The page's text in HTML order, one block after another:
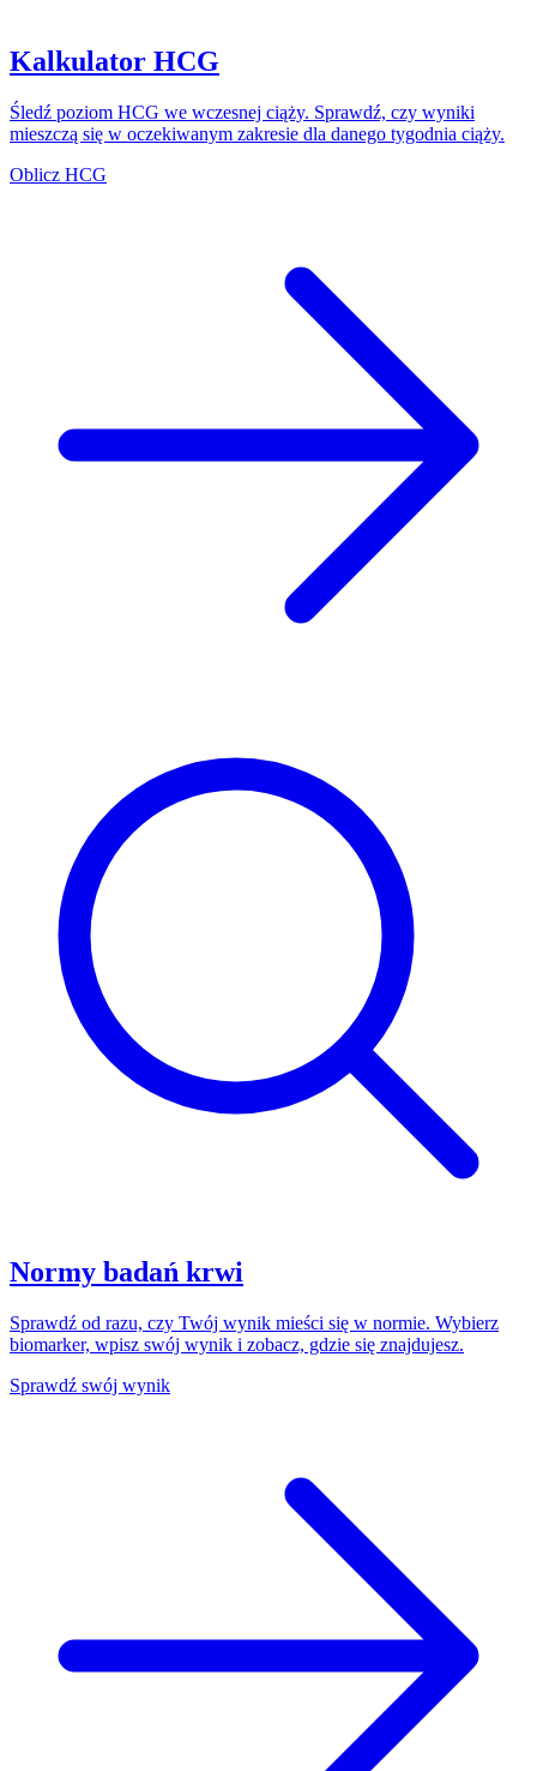
Kalkulator HCG
Śledź poziom HCG we wczesnej ciąży. Sprawdź, czy wyniki
mieszczą się w oczekiwanym zakresie dla danego tygodnia ciąży.
Oblicz HCG
Normy badań krwi
Sprawdź od razu, czy Twój wynik mieści się w normie. Wybierz
biomarker, wpisz swój wynik i zobacz, gdzie się znajdujesz.
Sprawdź swój wynik